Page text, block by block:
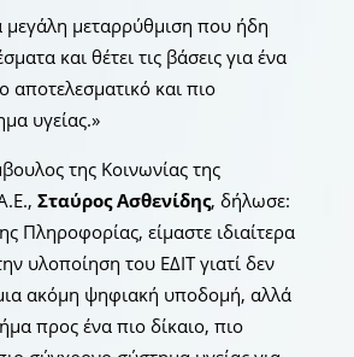
μεγάλη μεταρρύθμιση που ήδη
και θέτει τις βάσεις για ένα
αποτελεσματικό και πιο
υγείας.»
της Κοινωνίας της
Σταύρος Ασθενίδης, δήλωσε:
Πληροφορίας, είμαστε ιδιαίτερα
υλοποίηση του ΕΔΙΤ γιατί δεν
ακόμη ψηφιακή υποδομή, αλλά
προς ένα πιο δίκαιο, πιο